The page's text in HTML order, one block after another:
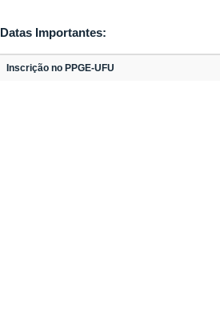
Datas Importantes:
Inscrição no PPGE-UFU